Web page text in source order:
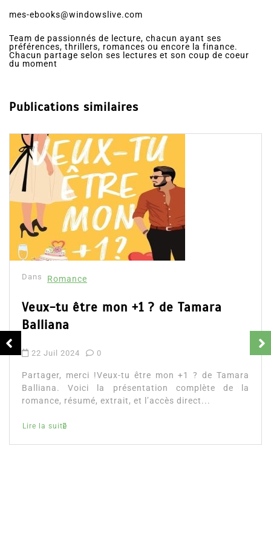
mes-ebooks@windowslive.com
Team de passionnés de lecture, chacun ayant ses
préférences, thrillers, romances ou encore la finance.
Chacun partage selon ses lectures et son coup de coeur
du moment
Publications similaires
Dans Romance
Romances – l’actualité : été 2026
6 Juil 2026
Trois nouveautés récentes à lire si vous aimez les